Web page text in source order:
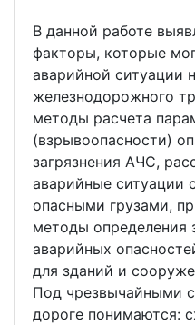
В данной работе
факторы, которые
аварийной ситуации
железнодорожного
методы расчета
(взрывоопасности)
загрязнения АЧС,
аварийные ситуации
опасными грузами,
методы определения
аварийных
для зданий и
Под чрезвычайными
дороге понимаются: